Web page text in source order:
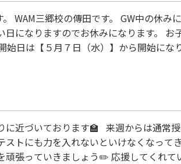
WAM三郷校の傳田です。 GW中の休
日になりますのでお休みになります。
始日は【５月７日（水）】から開始に
に近づいております🏫 来週からは通常
ストにも力を入れないといけなくなっ
頑張っていきましょう✏️ 応援してくれ